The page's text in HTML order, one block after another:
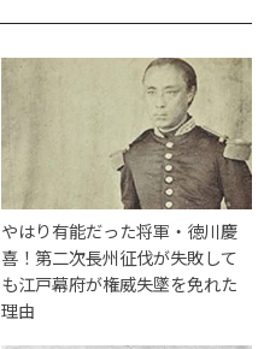
やはり有能だった将軍・徳川慶
喜！第二次長州征伐が失敗して
も江戸幕府が権威失墜を免れた
理由